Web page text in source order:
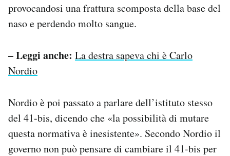
provocandosi una frattura scomposta della base del
naso e perdendo molto sangue.
– Leggi anche: La destra sapeva chi è Carlo
Nordio
Nordio è poi passato a parlare dell’istituto stesso
del 41-bis, dicendo che «la possibilità di mutare
questa normativa è inesistente». Secondo Nordio il
governo non può pensare di cambiare il 41-bis per